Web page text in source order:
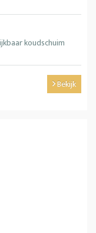
koudschuim
Bekijk